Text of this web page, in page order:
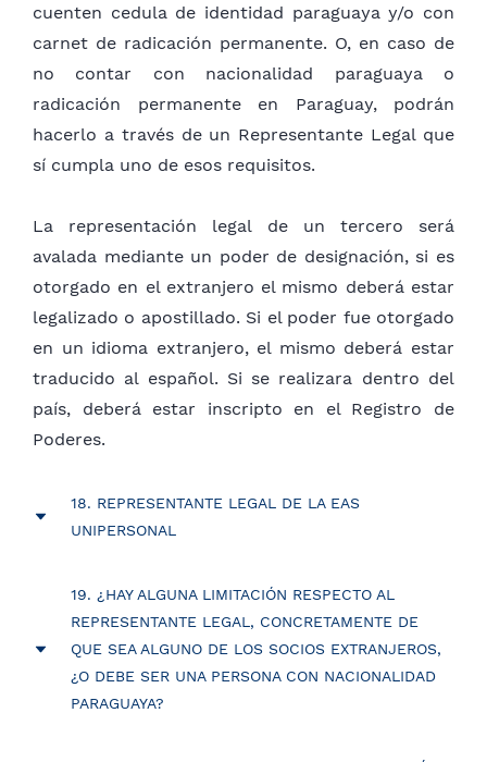
cuenten cedula de identidad paraguaya y/o con
carnet de radicación permanente. O, en caso de
no contar con nacionalidad paraguaya o
radicación permanente en Paraguay, podrán
hacerlo a través de un Representante Legal que
sí cumpla uno de esos requisitos.
La representación legal de un tercero será
avalada mediante un poder de designación, si es
otorgado en el extranjero el mismo deberá estar
legalizado o apostillado. Si el poder fue otorgado
en un idioma extranjero, el mismo deberá estar
traducido al español. Si se realizara dentro del
país, deberá estar inscripto en el Registro de
Poderes.
18. REPRESENTANTE LEGAL DE LA EAS
UNIPERSONAL
persona integrante podrá ejercer las atribuciones
que la Ley le confiere a los diversos órganos
sociales, incluidas las del representante legal.
19. ¿HAY ALGUNA LIMITACIÓN RESPECTO AL
REPRESENTANTE LEGAL, CONCRETAMENTE DE
QUE SEA ALGUNO DE LOS SOCIOS EXTRANJEROS,
¿O DEBE SER UNA PERSONA CON NACIONALIDAD
PARAGUAYA?